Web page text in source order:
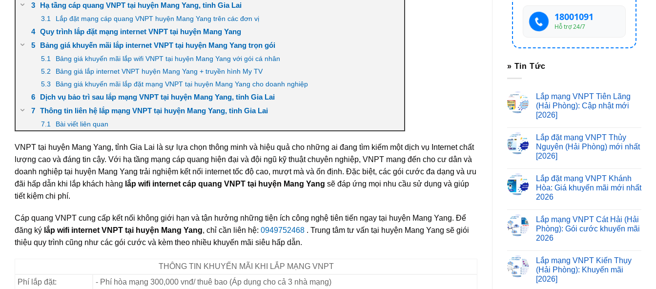
Hạ tầng cáp quang VNPT tại huyện Mang Yang, tỉnh Gia Lai
Lắp đặt mạng cáp quang VNPT huyện Mang Yang trên các đơn vị
Quy trình lắp đặt mạng internet VNPT tại huyện Mang Yang
Bảng giá khuyến mãi lắp internet VNPT tại huyện Mang Yang trọn gói
Bảng giá khuyến mãi lắp wifi VNPT tại huyện Mang Yang với gói cá nhân
Bảng giá lắp internet VNPT huyện Mang Yang + truyền hình My TV
Bảng giá khuyến mãi lắp đặt mạng VNPT tại huyện Mang Yang cho doanh nghiệp
Dịch vụ bảo trì sau lắp mạng VNPT tại huyện Mang Yang, tỉnh Gia Lai
Thông tin liên hệ lắp mạng VNPT tại huyện Mang Yang, tỉnh Gia Lai
Bài viết liên quan
VNPT tại huyện Mang Yang, tỉnh Gia Lai là sự lựa chọn thông minh và hiệu quả cho những ai đang tìm kiếm một dịch vụ Internet chất
lượng cao và đáng tin cậy. Với hạ tầng mạng cáp quang hiện đại và đội ngũ kỹ thuật chuyên nghiệp, VNPT mang đến cho cư dân và
doanh nghiệp tại huyện Mang Yang trải nghiệm kết nối internet tốc độ cao, mượt mà và ổn định. Đặc biệt, các gói cước đa dạng và ưu
đãi hấp dẫn khi lắp khách hàng lắp wifi internet cáp quang VNPT tại huyện Mang Yang sẽ đáp ứng mọi nhu cầu sử dụng và giúp
tiết kiệm chi phí.
Cáp quang VNPT cung cấp kết nối không giới hạn và tận hưởng những tiện ích công nghệ tiên tiến ngay tại huyện Mang Yang. Để
đăng ký lắp wifi internet VNPT tại huyện Mang Yang, chỉ cần liên hệ: 0949752468 . Trung tâm tư vấn tại huyện Mang Yang sẽ giói
thiệu quy trình cũng như các gói cước và kèm theo nhiều khuyến mãi siêu hấp dẫn.
THÔNG TIN KHUYẾN MÃI KHI LẮP MẠNG VNPT
Phí lắp đặt:
- Phí hòa mạng 300,000 vnđ/ thuê bao (Áp dụng cho cả 3 nhà mạng)
18001091
Hỗ trợ 24/7
» Tin Tức
Lắp mạng VNPT Tiên Lãng
(Hải Phòng): Cập nhật mới
[2026]
Lắp đặt mạng VNPT Thủy
Nguyên (Hải Phòng) mới nhất
[2026]
Lắp đặt mạng VNPT Khánh
Hòa: Giá khuyến mãi mới nhất
2026
Lắp mạng VNPT Cát Hải (Hải
Phòng): Gói cước khuyến mãi
2026
Lắp mạng VNPT Kiến Thụy
(Hải Phòng): Khuyến mãi
[2026]